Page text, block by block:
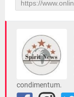
condimentum.